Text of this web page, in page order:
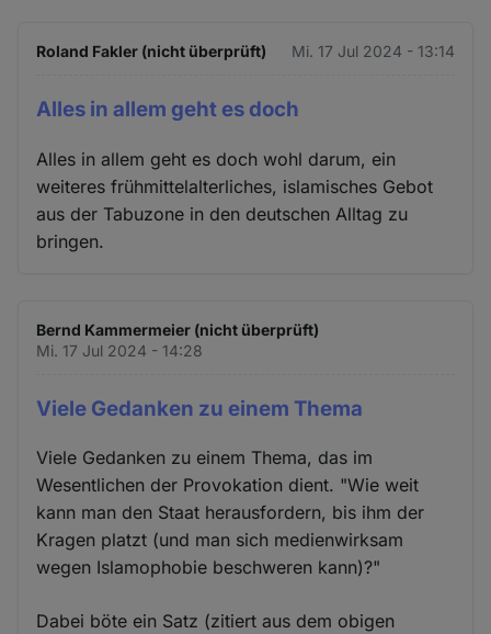
Roland Fakler (nicht überprüft) Mi. 17 Jul 2024 - 13:14
Alles in allem geht es doch
Alles in allem geht es doch wohl darum, ein
weiteres frühmittelalterliches, islamisches Gebot
aus der Tabuzone in den deutschen Alltag zu
bringen.
Bernd Kammermeier (nicht überprüft)
Mi. 17 Jul 2024 - 14:28
Viele Gedanken zu einem Thema
Viele Gedanken zu einem Thema, das im
Wesentlichen der Provokation dient. "Wie weit
kann man den Staat herausfordern, bis ihm der
Kragen platzt (und man sich medienwirksam
wegen Islamophobie beschweren kann)?"
Dabei böte ein Satz (zitiert aus dem obigen